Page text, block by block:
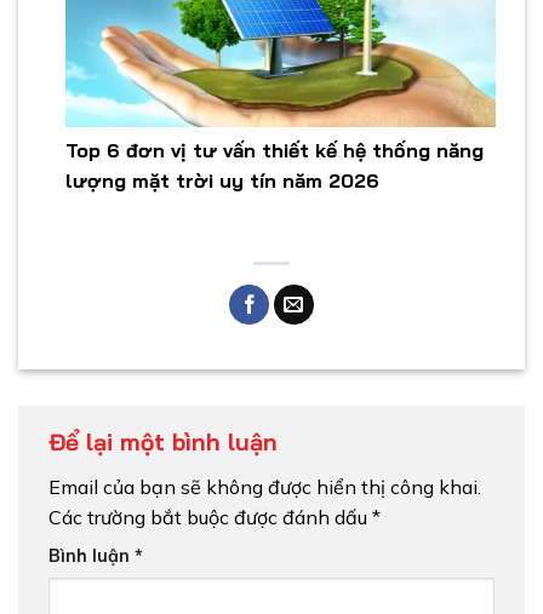
Top 6 đơn vị tư vấn thiết kế hệ thống năng
lượng mặt trời uy tín năm 2026
Để lại một bình luận
Email của bạn sẽ không được hiển thị công khai.
Các trường bắt buộc được đánh dấu *
Bình luận *